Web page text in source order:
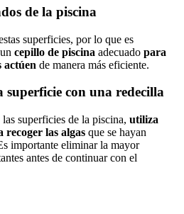
de la piscina
superficies, por lo que es
cepillo de piscina adecuado para
actúen de manera más eficiente.
con una redecilla
superficies de la piscina, utiliza
las algas que se hayan
importante eliminar la mayor
antes de continuar con el